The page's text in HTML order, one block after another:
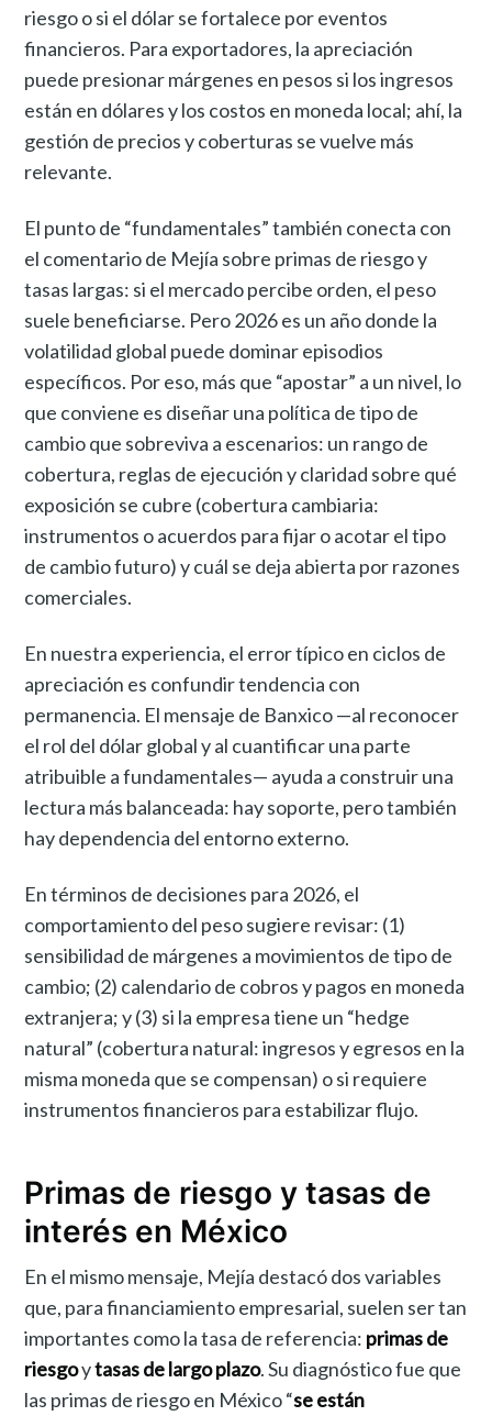
riesgo o si el dólar se fortalece por eventos
financieros. Para exportadores, la apreciación
puede presionar márgenes en pesos si los ingresos
están en dólares y los costos en moneda local; ahí, la
gestión de precios y coberturas se vuelve más
relevante.
El punto de “fundamentales” también conecta con
el comentario de Mejía sobre primas de riesgo y
tasas largas: si el mercado percibe orden, el peso
suele beneficiarse. Pero 2026 es un año donde la
volatilidad global puede dominar episodios
específicos. Por eso, más que “apostar” a un nivel, lo
que conviene es diseñar una política de tipo de
cambio que sobreviva a escenarios: un rango de
cobertura, reglas de ejecución y claridad sobre qué
exposición se cubre (cobertura cambiaria:
instrumentos o acuerdos para fijar o acotar el tipo
de cambio futuro) y cuál se deja abierta por razones
comerciales.
En nuestra experiencia, el error típico en ciclos de
apreciación es confundir tendencia con
permanencia. El mensaje de Banxico —al reconocer
el rol del dólar global y al cuantificar una parte
atribuible a fundamentales— ayuda a construir una
lectura más balanceada: hay soporte, pero también
hay dependencia del entorno externo.
En términos de decisiones para 2026, el
comportamiento del peso sugiere revisar: (1)
sensibilidad de márgenes a movimientos de tipo de
cambio; (2) calendario de cobros y pagos en moneda
extranjera; y (3) si la empresa tiene un “hedge
natural” (cobertura natural: ingresos y egresos en la
misma moneda que se compensan) o si requiere
instrumentos financieros para estabilizar flujo.
Primas de riesgo y tasas de
interés en México
En el mismo mensaje, Mejía destacó dos variables
que, para financiamiento empresarial, suelen ser tan
importantes como la tasa de referencia: primas de
riesgoytasas de largo plazo. Su diagnóstico fue que
las primas de riesgo en México “se están